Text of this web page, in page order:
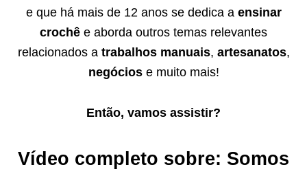
e que há mais de 12 anos se dedica a ensinar
crochê e aborda outros temas relevantes
relacionados a trabalhos manuais, artesanatos,
negóciose muito mais!
Então, vamos assistir?
Vídeo completo sobre: Somos